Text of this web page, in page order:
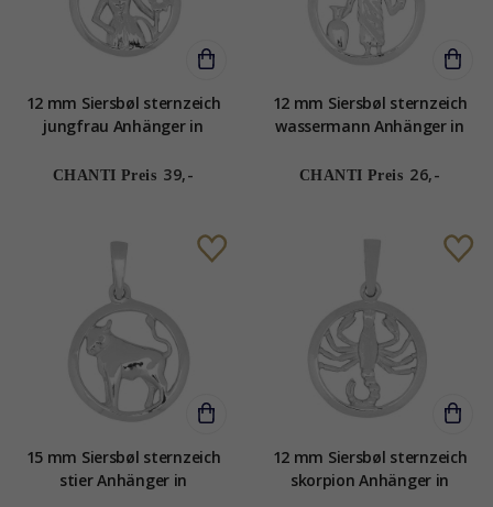
12 mm Siersbøl sternzeich
jungfrau Anhänger in
CHANTI Preis 39,-
12 mm Siersbøl sternzeich
wassermann Anhänger in
CHANTI Preis 26,-
15 mm Siersbøl sternzeich
stier Anhänger in
12 mm Siersbøl sternzeich
skorpion Anhänger in